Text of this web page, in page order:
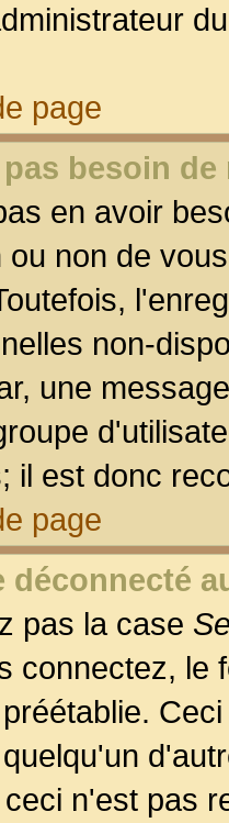
page
besoin
en avoir
non de
non-
une
il est donc
page
déconnecté
pas la case
connectez, le
n'est pas